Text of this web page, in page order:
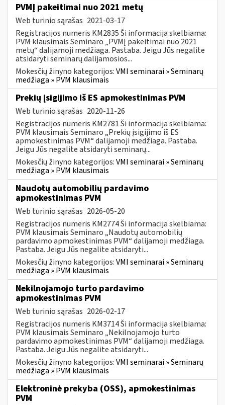
PVMĮ pakeitimai nuo 2021 metų
Web turinio sąrašas 2021-03-17
Registracijos numeris KM2835 Ši informacija skelbiama:
PVM klausimais Seminaro „PVMĮ pakeitimai nuo 2021
metų“ dalijamoji medžiaga. Pastaba. Jeigu Jūs negalite
atsidaryti seminarų dalijamosios...
Mokesčių žinyno kategorijos:VMI seminarai » Seminarų
medžiaga » PVM klausimais
Prekių įsigijimo iš ES apmokestinimas PVM
Web turinio sąrašas 2020-11-26
Registracijos numeris KM2781 Ši informacija skelbiama:
PVM klausimais Seminaro „Prekių įsigijimo iš ES
apmokestinimas PVM“ dalijamoji medžiaga. Pastaba.
Jeigu Jūs negalite atsidaryti seminarų...
Mokesčių žinyno kategorijos:VMI seminarai » Seminarų
medžiaga » PVM klausimais
Naudotų automobilių pardavimo
apmokestinimas PVM
Web turinio sąrašas 2026-05-20
Registracijos numeris KM2774 Ši informacija skelbiama:
PVM klausimais Seminaro „Naudotų automobilių
pardavimo apmokestinimas PVM“ dalijamoji medžiaga.
Pastaba. Jeigu Jūs negalite atsidaryti...
Mokesčių žinyno kategorijos:VMI seminarai » Seminarų
medžiaga » PVM klausimais
Nekilnojamojo turto pardavimo
apmokestinimas PVM
Web turinio sąrašas 2026-02-17
Registracijos numeris KM3714 Ši informacija skelbiama:
PVM klausimais Seminaro „Nekilnojamojo turto
pardavimo apmokestinimas PVM“ dalijamoji medžiaga.
Pastaba. Jeigu Jūs negalite atsidaryti...
Mokesčių žinyno kategorijos:VMI seminarai » Seminarų
medžiaga » PVM klausimais
Elektroninė prekyba (OSS), apmokestinimas
PVM